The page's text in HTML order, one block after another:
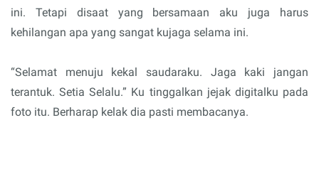
ini. Tetapi disaat yang bersamaan aku juga harus
kehilangan apa yang sangat kujaga selama ini.
“Selamat menuju kekal saudaraku. Jaga kaki jangan
terantuk. Setia Selalu.” Ku tinggalkan jejak digitalku pada
foto itu. Berharap kelak dia pasti membacanya.